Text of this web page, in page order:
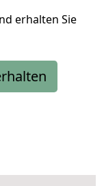
erhalten Sie